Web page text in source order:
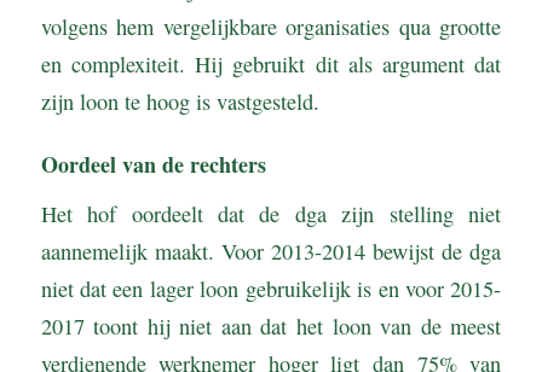
volgens hem vergelijkbare organisaties qua grootte
en complexiteit. Hij gebruikt dit als argument dat
zijn loon te hoog is vastgesteld.
Oordeel van de rechters
Het hof oordeelt dat de dga zijn stelling niet
aannemelijk maakt. Voor 2013-2014 bewijst de dga
niet dat een lager loon gebruikelijk is en voor 2015-
2017 toont hij niet aan dat het loon van de meest
verdienende werknemer hoger ligt dan 75% van